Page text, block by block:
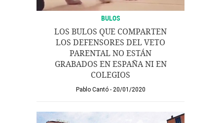
BULOS
LOS BULOS QUE COMPARTEN
LOS DEFENSORES DEL VETO
PARENTAL NO ESTÁN
GRABADOS EN ESPAÑA NI EN
COLEGIOS
Pablo Cantó 20/01/2020